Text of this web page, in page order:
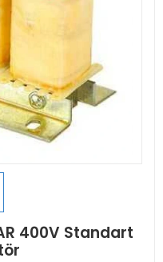
400V Standart